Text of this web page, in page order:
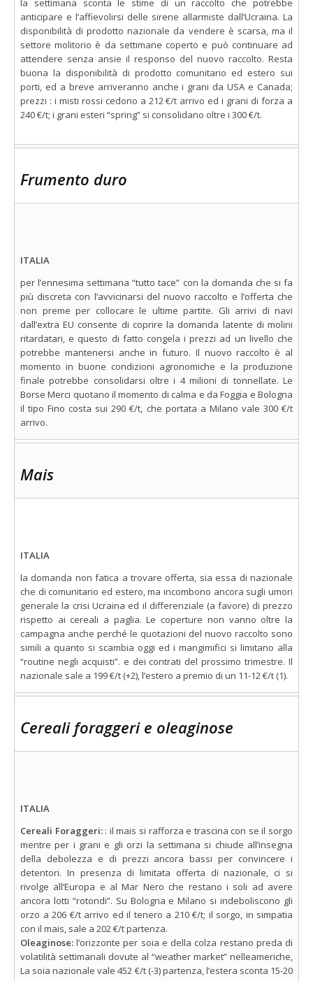
la settimana sconta le stime di un raccolto che potrebbe
anticipare e l’affievolirsi delle sirene allarmiste dall’Ucraina. La
disponibilità di prodotto nazionale da vendere è scarsa, ma il
settore molitorio è da settimane coperto e può continuare ad
attendere senza ansie il responso del nuovo raccolto. Resta
buona la disponibilità di prodotto comunitario ed estero sui
porti, ed a breve arriveranno anche i grani da USA e Canada;
prezzi : i misti rossi cedono a 212 €/t arrivo ed i grani di forza a
240 €/t; i grani esteri “spring” si consolidano oltre i 300 €/t.
Frumento duro
ITALIA
per l’ennesima settimana “tutto tace” con la domanda che si fa
più discreta con l’avvicinarsi del nuovo raccolto e l’offerta che
non preme per collocare le ultime partite. Gli arrivi di navi
dall’extra EU consente di coprire la domanda latente di molini
ritardatari, e questo di fatto congela i prezzi ad un livello che
potrebbe mantenersi anche in futuro. Il nuovo raccolto è al
momento in buone condizioni agronomiche e la produzione
finale potrebbe consolidarsi oltre i 4 milioni di tonnellate. Le
Borse Merci quotano il momento di calma e da Foggia e Bologna
il tipo Fino costa sui 290 €/t, che portata a Milano vale 300 €/t
arrivo.
Mais
ITALIA
la domanda non fatica a trovare offerta, sia essa di nazionale
che di comunitario ed estero, ma incombono ancora sugli umori
generale la crisi Ucraina ed il differenziale (a favore) di prezzo
rispetto ai cereali a paglia. Le coperture non vanno oltre la
campagna anche perché le quotazioni del nuovo raccolto sono
simili a quanto si scambia oggi ed i mangimifici si limitano alla
“routine negli acquisti”. e dei contrati del prossimo trimestre. Il
nazionale sale a 199 €/t (+2), l’estero a premio di un 11-12 €/t (1).
Cereali foraggeri e oleaginose
ITALIA
Cereali Foraggeri: : il mais si rafforza e trascina con se il sorgo
mentre per i grani e gli orzi la settimana si chiude all’insegna
della debolezza e di prezzi ancora bassi per convincere i
detentori. In presenza di limitata offerta di nazionale, ci si
rivolge all’Europa e al Mar Nero che restano i soli ad avere
ancora lotti “rotondi”. Su Bologna e Milano si indeboliscono gli
orzo a 206 €/t arrivo ed il tenero a 210 €/t; il sorgo, in simpatia
con il mais, sale a 202 €/t partenza.
Oleaginose:l’orizzonte per soia e della colza restano preda di
volatilità settimanali dovute al “weather market” nelleameriche,
La soia nazionale vale 452 €/t (-3) partenza, l’estera sconta 15-20